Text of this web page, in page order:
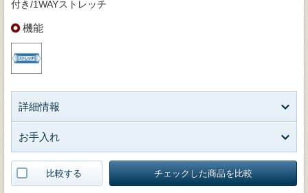
付き/1WAYストレッチ
機能
詳細情報
お手入れ
比較する チェックした商品を比較